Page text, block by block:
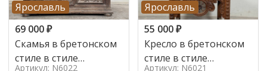
Ярославль
69 000₽
Скамья в бретонском
стиле в стиле
Артикул: N6022
Ярославль
55 000₽
Кресло в бретонском
стиле в стиле
Артикул: N6021